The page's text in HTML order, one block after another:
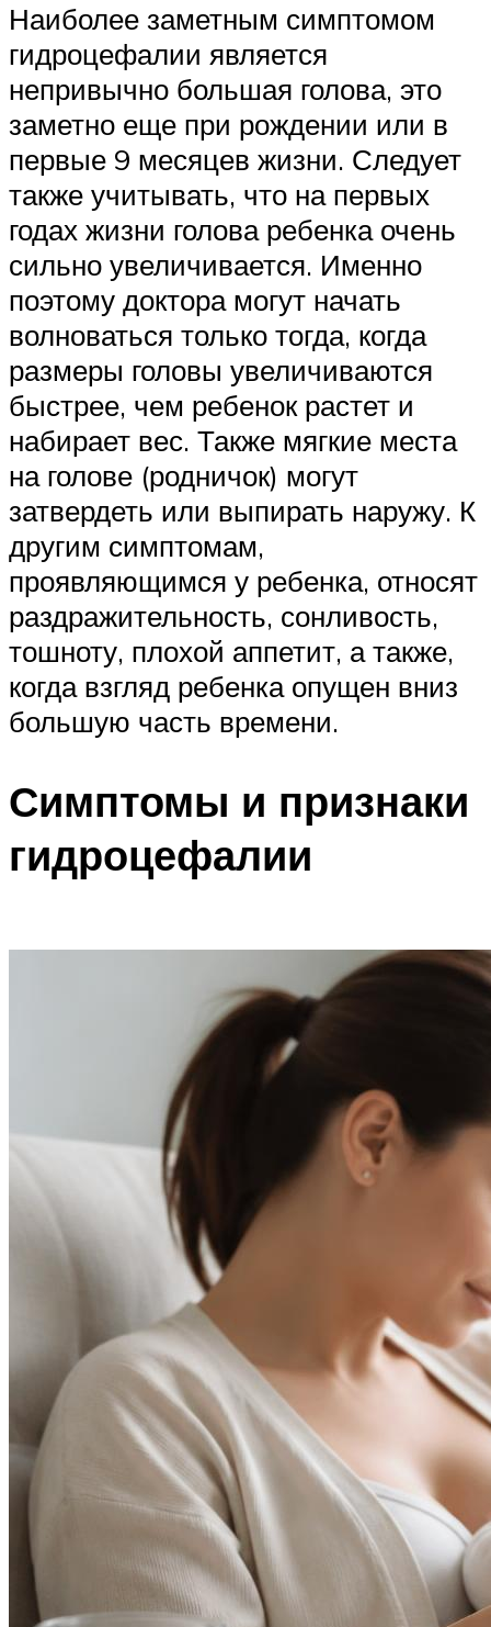
Наиболее заметным симптомом
гидроцефалии является
непривычно большая голова, это
заметно еще при рождении или в
первые 9 месяцев жизни. Следует
также учитывать, что на первых
годах жизни голова ребенка очень
сильно увеличивается. Именно
поэтому доктора могут начать
волноваться только тогда, когда
размеры головы увеличиваются
быстрее, чем ребенок растет и
набирает вес. Также мягкие места
на голове (родничок) могут
затвердеть или выпирать наружу. К
другим симптомам,
проявляющимся у ребенка, относят
раздражительность, сонливость,
тошноту, плохой аппетит, а также,
когда взгляд ребенка опущен вниз
большую часть времени.
Симптомы и признаки
гидроцефалии